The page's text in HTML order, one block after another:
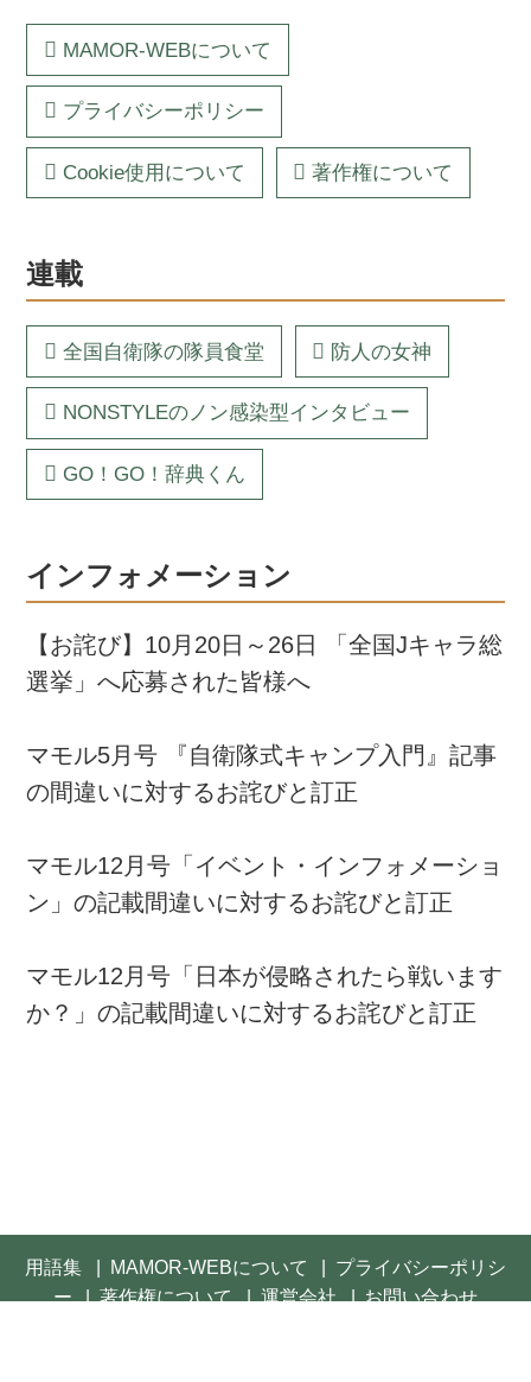
MAMOR-WEBについて
プライバシーポリシー
Cookie使用について 著作権について
連載
全国自衛隊の隊員食堂 防人の女神
NONSTYLEのノン感染型インタビュー
GO！GO！辞典くん
インフォメーション
【お詫び】10月20日～26日 「全国Jキャラ総
選挙」へ応募された皆様へ
マモル5月号 『自衛隊式キャンプ入門』記事
の間違いに対するお詫びと訂正
マモル12月号「イベント・インフォメーショ
ン」の記載間違いに対するお詫びと訂正
マモル12月号「日本が侵略されたら戦います
か？」の記載間違いに対するお詫びと訂正
用語集 MAMOR-WEBについて
プライバシーポリシ
ー
著作権について 運営会社
お問い合わせ